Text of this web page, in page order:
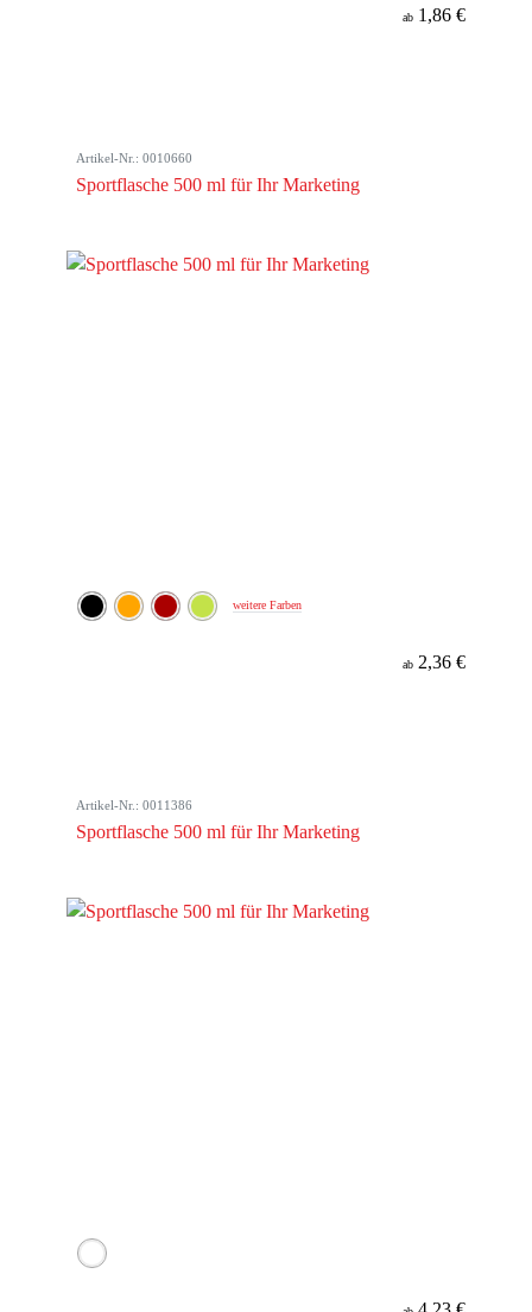
ab 1,86 €
Artikel-Nr.: 0010660
Sportflasche 500 ml für Ihr Marketing
weitere Farben
ab 2,36 €
Artikel-Nr.: 0011386
Sportflasche 500 ml für Ihr Marketing